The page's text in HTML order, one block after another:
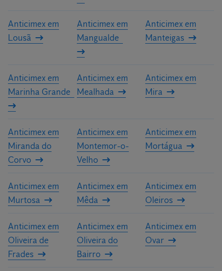
Anticimex em
Lousã
Anticimex em
Mangualde
Anticimex em
Manteigas
Anticimex em
Marinha Grande
Anticimex em
Mealhada
Anticimex em
Mira
Anticimex em
Miranda do
Corvo
Anticimex em
Montemor-o-
Velho
Anticimex em
Mortágua
Anticimex em
Murtosa
Anticimex em
Mêda
Anticimex em
Oleiros
Anticimex em
Oliveira de
Frades
Anticimex em
Oliveira do
Bairro
Anticimex em
Ovar